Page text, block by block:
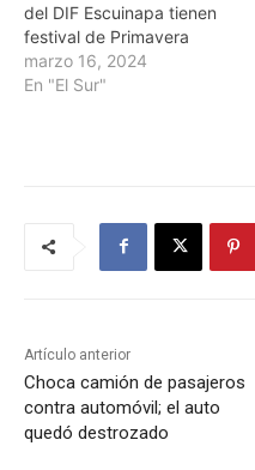
del DIF Escuinapa tienen
festival de Primavera
marzo 16, 2024
En "El Sur"
Artículo anterior
Choca camión de pasajeros
contra automóvil; el auto
quedó destrozado